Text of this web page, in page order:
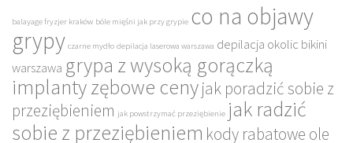
balayage fryzjer kraków bóle mięśni jak przy grypie co na objawy
grypy czarne mydło depilacja laserowa warszawa depilacja okolic bikini
warszawa grypa z wysoką gorączką
implanty zębowe cenyjak poradzić sobie z
przeziębieniem jak powstrzymać przeziębienie jak radzić
sobie z przeziębieniem kody rabatowe ole